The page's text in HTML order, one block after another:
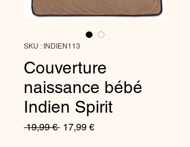
SKU : INDIEN113
Couverture
naissance bébé
Indien Spirit
19,99 € Prix
17,99 €Prix